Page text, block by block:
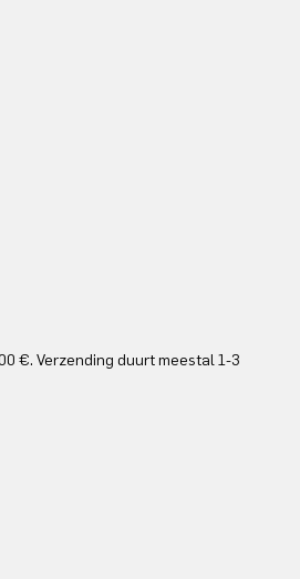
€. Verzending duurt meestal 1-3